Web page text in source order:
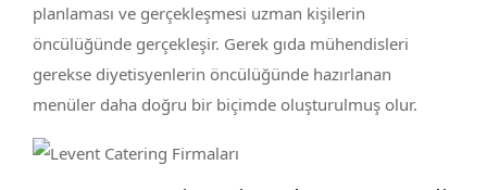
planlaması ve gerçekleşmesi uzman kişilerin
öncülüğünde gerçekleşir. Gerek gıda mühendisleri
gerekse diyetisyenlerin öncülüğünde hazırlanan
menüler daha doğru bir biçimde oluşturulmuş olur.